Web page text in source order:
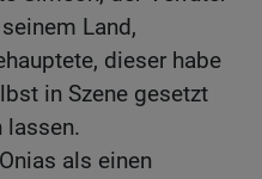
Land,
dieser habe
in Szene gesetzt
lassen.
als einen